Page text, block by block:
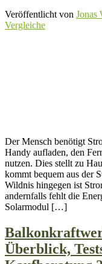
Veröffentlicht von Jonas
Vergleiche
Der Mensch benötigt
Handy aufladen, den
nutzen. Dies stellt zu
kommt bequem aus der
Wildnis hingegen ist
andernfalls fehlt die
Solarmodul […]
Überblick,